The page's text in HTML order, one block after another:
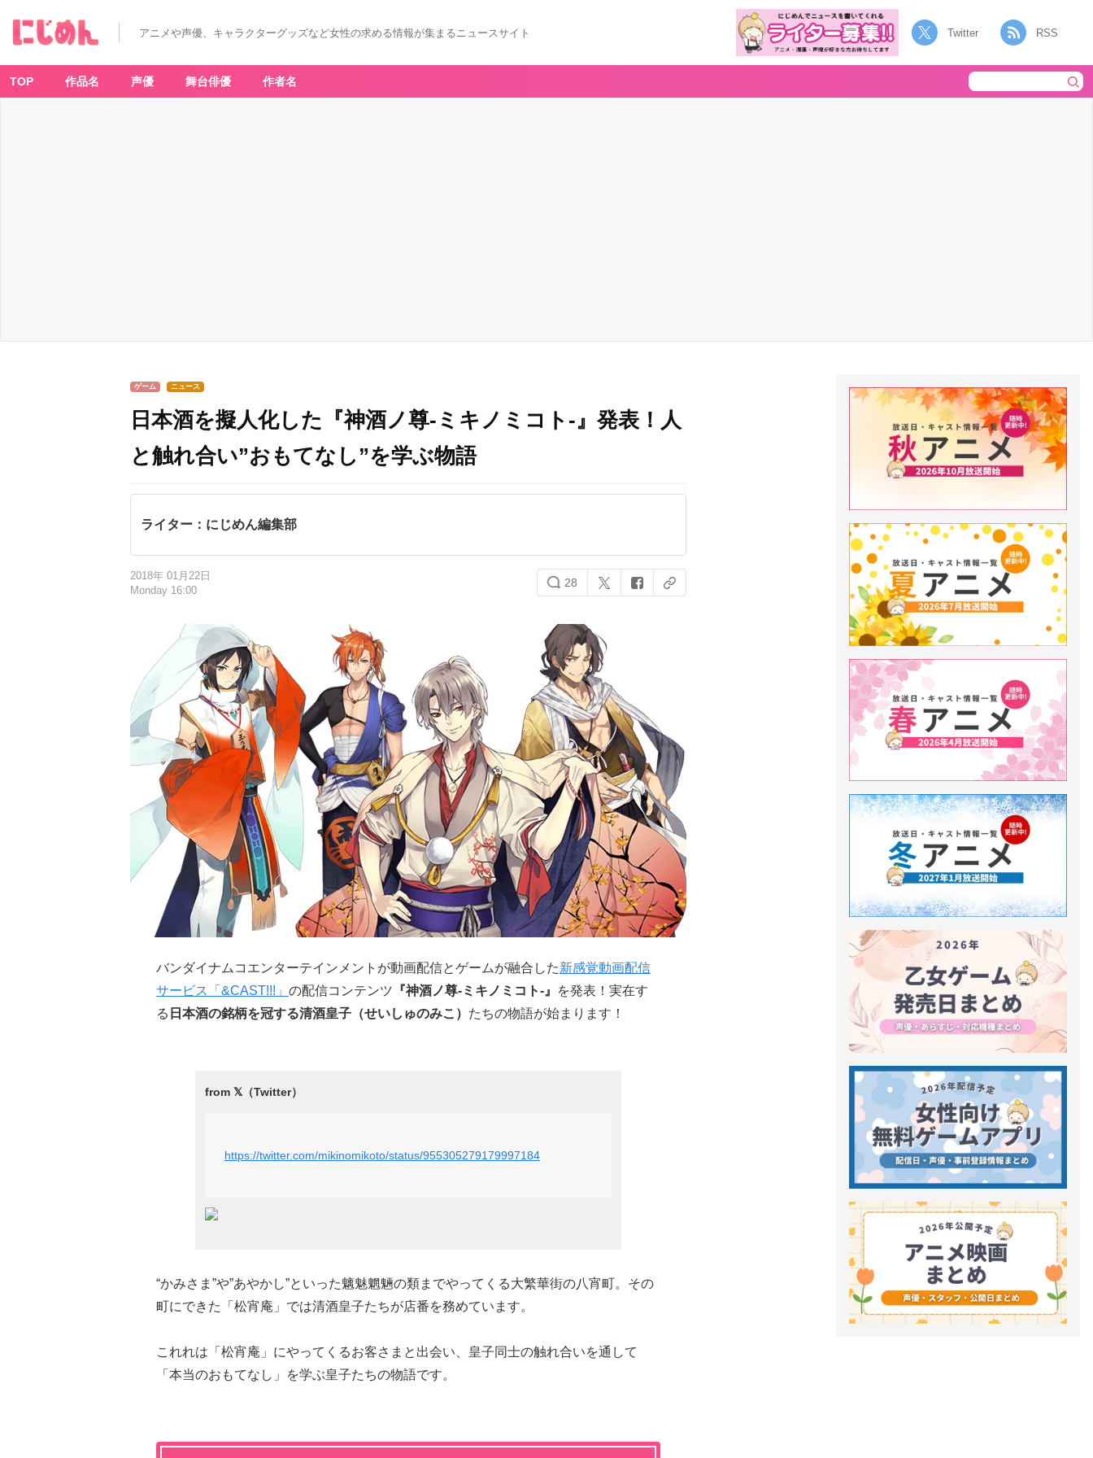
アニメや声優、キャラクターグッズなど女性の求める情報が集まるニュースサイト Twitter RSS
TOP 作品名 声優 舞台俳優 作者名
ゲーム ニュース
日本酒を擬人化した『神酒ノ尊-ミキノミコト-』発表！人
と触れ合い”おもてなし”を学ぶ物語
ライター：にじめん編集部
2018年 01月22日
Monday 16:00
28
バンダイナムコエンターテインメントが動画配信とゲームが融合した新感覚動画配信
サービス「&CAST!!!」 の配信コンテンツ 『神酒ノ尊-ミキノミコト-』
を発表！実在す
る 日本酒の銘柄を冠する清酒皇子（せいしゅのみこ） たちの物語が始まります！
https://twitter.com/mikinomikoto/status/955305279179997184
“かみさま”や”あやかし”といった魑魅魍魎の類までやってくる大繁華街の八宵町。その
町にできた「松宵庵」では清酒皇子たちが店番を務めています。
これれは「松宵庵」にやってくるお客さまと出会い、皇子同士の触れ合いを通して
「本当のおもてなし」を学ぶ皇子たちの物語です。